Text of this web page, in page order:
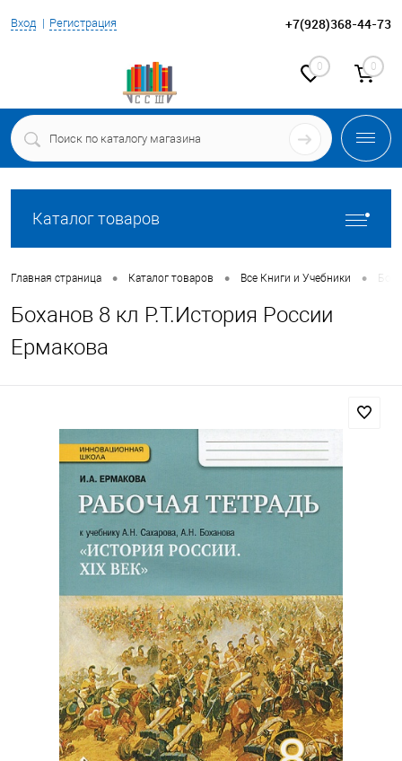
Вход Регистрация +7(928)368-44-73
0 0
Каталог товаров
Главная страница • Каталог товаров • Все Книги и Учебники •
Боханов 8 кл Р.Т.История России
Ермакова